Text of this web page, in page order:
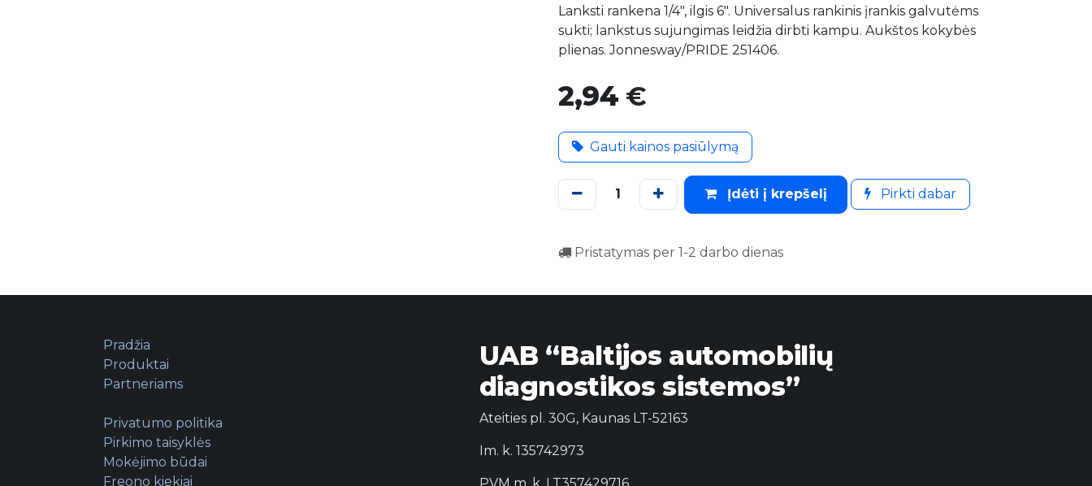
Lanksti rankena 1/4", ilgis 6". Universalus rankinis įrankis galvutėms
sukti; lankstus sujungimas leidžia dirbti kampu. Aukštos kokybės
plienas. Jonnesway/PRIDE 251406.
2,94 €
Gauti kainos pasiūlymą
Įdėti į krepšelį Pirkti dabar
Pristatymas per 1-2 darbo dienas
UAB “Baltijos automobilių
diagnostikos sistemos”
Ateities pl. 30G, Kaunas LT-52163
Im. k. 135742973
Pradžia
Produktai
Partneriams
Privatumo politika
Pirkimo taisyklės
Mokėjimo būdai
Freono kiekiai